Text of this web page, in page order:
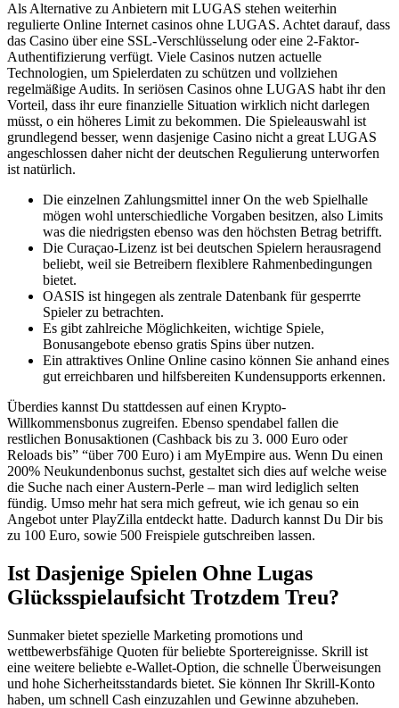
Als Alternative zu Anbietern mit LUGAS stehen weiterhin
regulierte Online Internet casinos ohne LUGAS. Achtet darauf, dass
das Casino über eine SSL-Verschlüsselung oder eine 2-Faktor-
Authentifizierung verfügt. Viele Casinos nutzen actuelle
Technologien, um Spielerdaten zu schützen und vollziehen
regelmäßige Audits. In seriösen Casinos ohne LUGAS habt ihr den
Vorteil, dass ihr eure finanzielle Situation wirklich nicht darlegen
müsst, o ein höheres Limit zu bekommen. Die Spieleauswahl ist
grundlegend besser, wenn dasjenige Casino nicht a great LUGAS
angeschlossen daher nicht der deutschen Regulierung unterworfen
ist natürlich.
Die einzelnen Zahlungsmittel inner On the web Spielhalle
mögen wohl unterschiedliche Vorgaben besitzen, also Limits
was die niedrigsten ebenso was den höchsten Betrag betrifft.
Die Curaçao-Lizenz ist bei deutschen Spielern herausragend
beliebt, weil sie Betreibern flexiblere Rahmenbedingungen
bietet.
OASIS ist hingegen als zentrale Datenbank für gesperrte
Spieler zu betrachten.
Es gibt zahlreiche Möglichkeiten, wichtige Spiele,
Bonusangebote ebenso gratis Spins über nutzen.
Ein attraktives Online Online casino können Sie anhand eines
gut erreichbaren und hilfsbereiten Kundensupports erkennen.
Überdies kannst Du stattdessen auf einen Krypto-
Willkommensbonus zugreifen. Ebenso spendabel fallen die
restlichen Bonusaktionen (Cashback bis zu 3. 000 Euro oder
Reloads bis” “über 700 Euro) i am MyEmpire aus. Wenn Du einen
200% Neukundenbonus suchst, gestaltet sich dies auf welche weise
die Suche nach einer Austern-Perle – man wird lediglich selten
fündig. Umso mehr hat sera mich gefreut, wie ich genau so ein
Angebot unter PlayZilla entdeckt hatte. Dadurch kannst Du Dir bis
zu 100 Euro, sowie 500 Freispiele gutschreiben lassen.
Ist Dasjenige Spielen Ohne Lugas
Glücksspielaufsicht Trotzdem Treu?
Sunmaker bietet spezielle Marketing promotions und
wettbewerbsfähige Quoten für beliebte Sportereignisse. Skrill ist
eine weitere beliebte e-Wallet-Option, die schnelle Überweisungen
und hohe Sicherheitsstandards bietet. Sie können Ihr Skrill-Konto
haben, um schnell Cash einzuzahlen und Gewinne abzuheben.